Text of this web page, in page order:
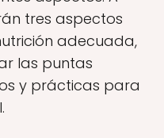
tres aspectos
adecuada,
las puntas
y prácticas para